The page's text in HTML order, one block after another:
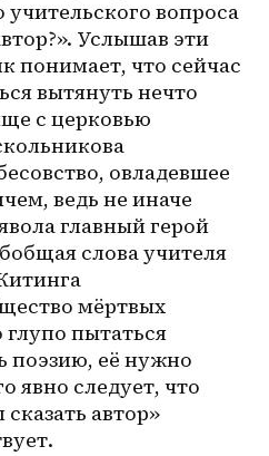
учительского вопроса
Услышав эти
понимает, что сейчас
вытянуть нечто
с церковью
овладевшее
ведь не иначе
главный герой
слова учителя
мёртвых
глупо пытаться
поэзию, её нужно
явно следует, что
автор»